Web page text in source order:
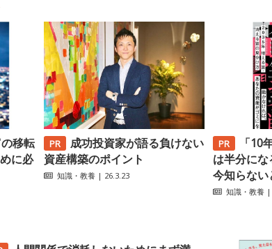
移転
に必
成功投資家が語る負けない
資産構築のポイント
知識・教養 | 26.3.23
「10
は半分に
今知らない
知識・教養 |